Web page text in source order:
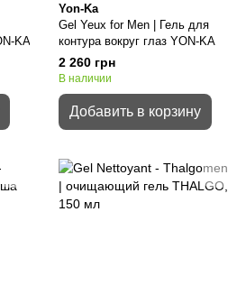
KA
Yon-Ka
Gel Yeux for Men | Гель для
контура вокруг глаз YON-KA
2 260 грн
В наличии
Добавить в корзину